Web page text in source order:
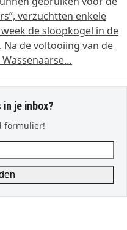
verzuchtten enkele
de sloopkogel in de
de voltooiing van de
je inbox?
formulier!